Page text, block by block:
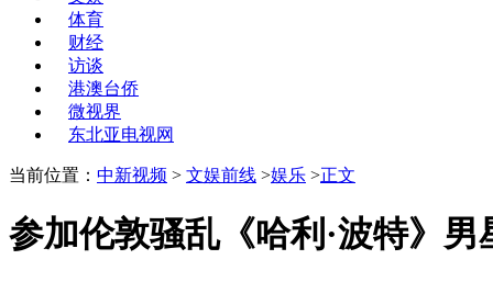
体育
财经
访谈
港澳台侨
微视界
东北亚电视网
当前位置： 中新视频 > 文娱前线 >娱乐 >正文
参加伦敦骚乱《哈利·波特》男